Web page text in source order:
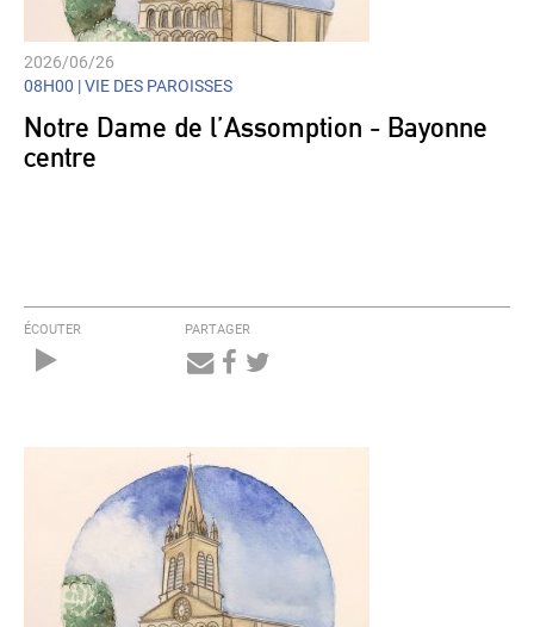
2026/06/26
08H00 |VIE DES PAROISSES
Notre Dame de l’Assomption - Bayonne
centre
ÉCOUTER PARTAGER